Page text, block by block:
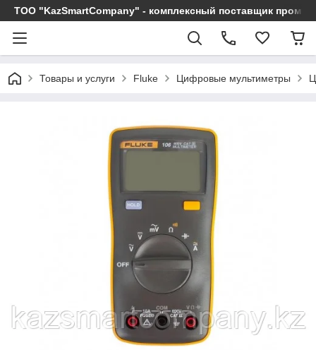
ТОО "KazSmartCompany" - комплексный поставщик
Товары и услуги Fluke Цифровые мультиметры